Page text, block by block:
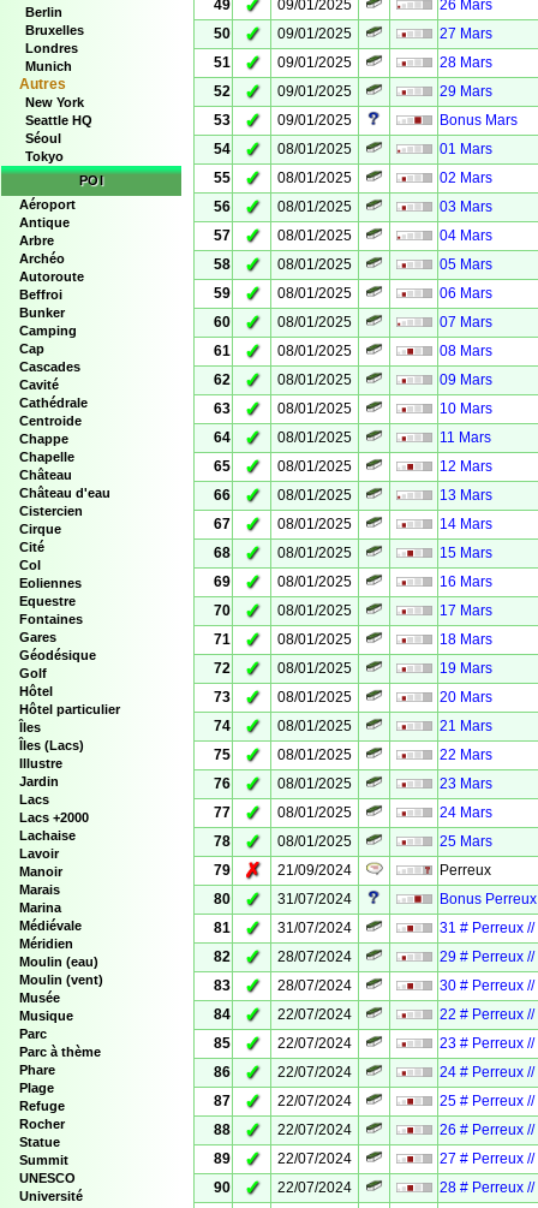
Berlin
Bruxelles
Londres
Munich
Autres
New York
Seattle HQ
Séoul
Tokyo
POI
Aéroport
Antique
Arbre
Archéo
Autoroute
Beffroi
Bunker
Camping
Cap
Cascades
Cavité
Cathédrale
Centroide
Chappe
Chapelle
Château
Château d'eau
Cistercien
Cirque
Cité
Col
Eoliennes
Equestre
Fontaines
Gares
Géodésique
Golf
Hôtel
Hôtel particulier
Îles
Îles (Lacs)
Illustre
Jardin
Lacs
Lacs +2000
Lachaise
Lavoir
Manoir
Marais
Marina
Médiévale
Méridien
Moulin (eau)
Moulin (vent)
Musée
Musique
Parc
Parc à thème
Phare
Plage
Refuge
Rocher
Statue
Summit
UNESCO
Université
49
✓ 09/01/2025
26 Mars
50
✓ 09/01/2025
27 Mars
51
✓ 09/01/2025
28 Mars
52
✓ 09/01/2025
29 Mars
53
✓ 09/01/2025
Bonus Mars
54
✓ 08/01/2025
01 Mars
55
✓ 08/01/2025
02 Mars
56
✓ 08/01/2025
03 Mars
57
✓ 08/01/2025
04 Mars
58
✓ 08/01/2025
05 Mars
59
✓ 08/01/2025
06 Mars
60
✓ 08/01/2025
07 Mars
61
✓ 08/01/2025
08 Mars
62
✓ 08/01/2025
09 Mars
63
✓ 08/01/2025
10 Mars
64
✓ 08/01/2025
11 Mars
65
✓ 08/01/2025
12 Mars
66
✓ 08/01/2025
13 Mars
67
✓ 08/01/2025
14 Mars
68
✓ 08/01/2025
15 Mars
69
✓ 08/01/2025
16 Mars
70
✓ 08/01/2025
17 Mars
71
✓ 08/01/2025
18 Mars
72
✓ 08/01/2025
19 Mars
73
✓ 08/01/2025
20 Mars
74
✓ 08/01/2025
21 Mars
75
✓ 08/01/2025
22 Mars
76
✓ 08/01/2025
23 Mars
77
✓ 08/01/2025
24 Mars
78
✓ 08/01/2025
25 Mars
79
✗ 21/09/2024
Perreux
80
✓ 31/07/2024
Bonus
81
✓ 31/07/2024
31 # Perreux
82
✓ 28/07/2024
29 # Perreux
83
✓ 28/07/2024
30 # Perreux
84
✓ 22/07/2024
22 # Perreux
85
✓ 22/07/2024
23 # Perreux
86
✓ 22/07/2024
24 # Perreux
87
✓ 22/07/2024
25 # Perreux
88
✓ 22/07/2024
26 # Perreux
89
✓ 22/07/2024
27 # Perreux
90
✓ 22/07/2024
28 # Perreux